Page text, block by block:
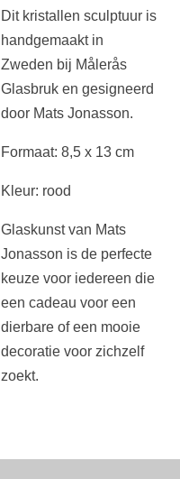
Dit kristallen sculptuur is
handgemaakt in
Zweden bij Målerås
Glasbruk en gesigneerd
door Mats Jonasson.
Formaat: 8,5 x 13 cm
Kleur: rood
Glaskunst van Mats
Jonasson is de perfecte
keuze voor iedereen die
een cadeau voor een
dierbare of een mooie
decoratie voor zichzelf
zoekt.